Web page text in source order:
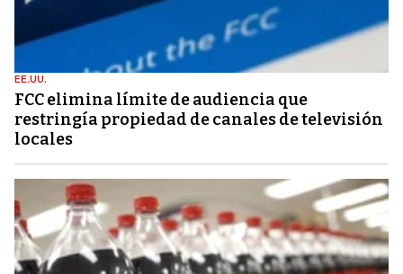
EE.UU.
FCC elimina límite de audiencia que
restringía propiedad de canales de televisión
locales